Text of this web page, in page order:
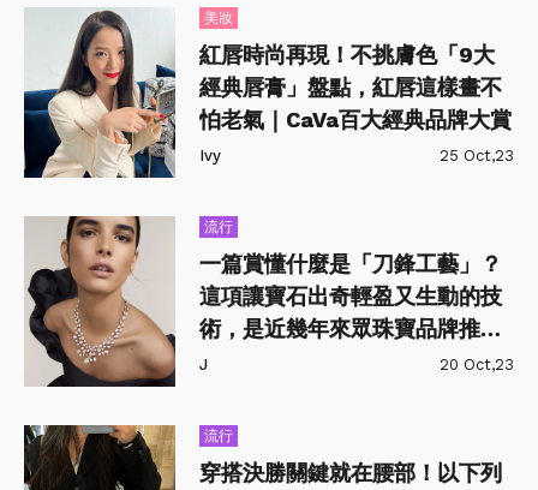
美妝
紅唇時尚再現！不挑膚色「9大
經典唇膏」盤點，紅唇這樣畫不
怕老氣｜CaVa百大經典品牌大賞
Ivy 25 Oct,23
流行
一篇賞懂什麼是「刀鋒工藝」？
這項讓寶石出奇輕盈又生動的技
術，是近幾年來眾珠寶品牌推出
絕美作品相爭使用的超難工藝
J 20 Oct,23
流行
穿搭決勝關鍵就在腰部！以下列